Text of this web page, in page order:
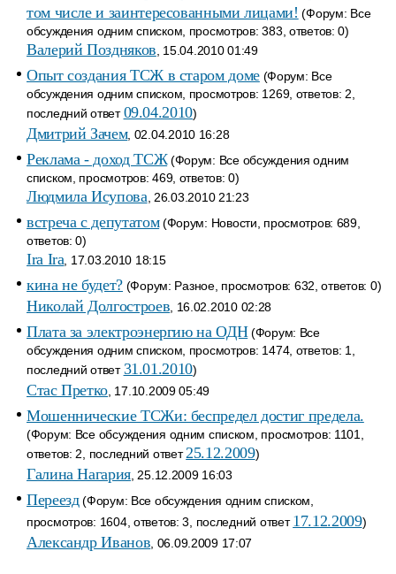
том числе и заинтересованными лицами! (Форум: Все
обсуждения одним списком, просмотров: 383, ответов: 0)
Валерий Поздняков , 15.04.2010 01:49
Опыт создания ТСЖ в старом доме(Форум: Все
обсуждения одним списком, просмотров: 1269, ответов: 2,
последний ответ09.04.2010)
Дмитрий Зачем, 02.04.2010 16:28
Реклама - доход ТСЖ (Форум: Все обсуждения одним
списком, просмотров: 469, ответов: 0)
Людмила Исупова , 26.03.2010 21:23
встреча с депутатом(Форум: Новости, просмотров: 689,
ответов: 0)
Ira Ira , 17.03.2010 18:15
кина не будет?(Форум: Разное, просмотров: 632, ответов: 0)
Николай Долгостроев , 16.02.2010 02:28
Плата за электроэнергию на ОДН (Форум: Все
обсуждения одним списком, просмотров: 1474, ответов: 1,
последний ответ31.01.2010)
Стас Претко , 17.10.2009 05:49
Мошеннические ТСЖи: беспредел достиг предела.
(Форум: Все обсуждения одним списком, просмотров: 1101,
ответов: 2, последний ответ25.12.2009)
Галина Нагария, 25.12.2009 16:03
Переезд(Форум: Все обсуждения одним списком,
просмотров: 1604, ответов: 3, последний ответ17.12.2009)
Александр Иванов , 06.09.2009 17:07